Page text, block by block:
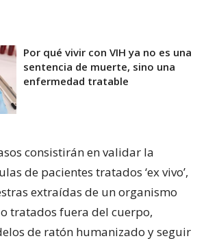
Por qué vivir con VIH ya no es una
sentencia de muerte, sino una
enfermedad tratable
consistirán en validar la
de pacientes tratados ‘ex vivo’,
extraídas de un organismo
tratados fuera del cuerpo,
de ratón humanizado y seguir